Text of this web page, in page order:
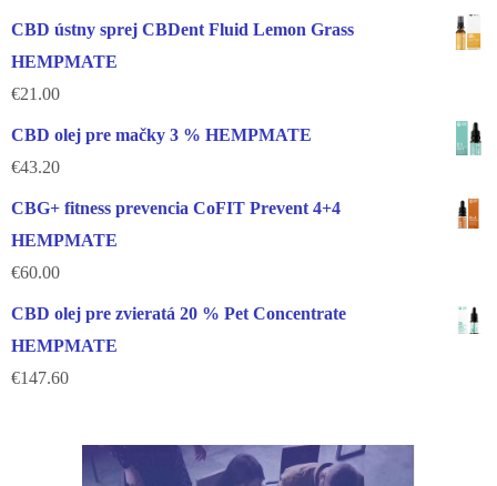
CBD ústny sprej CBDent Fluid Lemon Grass
HEMPMATE
€21.00
CBD olej pre mačky 3 % HEMPMATE
€43.20
CBG+ fitness prevencia CoFIT Prevent 4+4
HEMPMATE
€60.00
CBD olej pre zvieratá 20 % Pet Concentrate
HEMPMATE
€147.60